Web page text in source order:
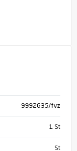
9992635/fvz
1 St
St